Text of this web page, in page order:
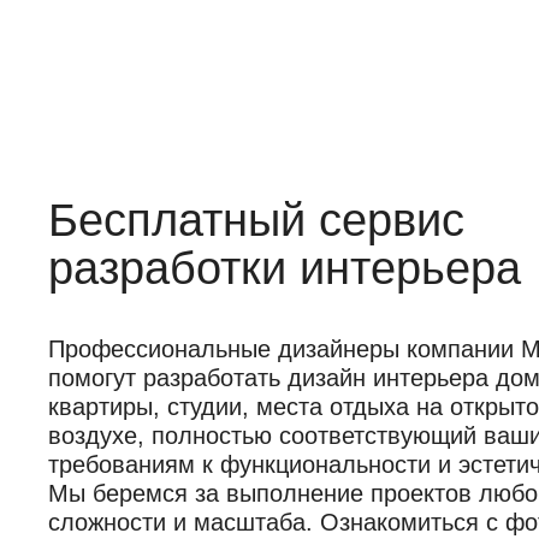
Бесплатный сервис
разработки интерьера
Профессиональные дизайнеры компании
помогут разработать дизайн интерьера
квартиры, студии, места отдыха на
воздухе, полностью соответствующий
требованиям к функциональности и
Мы беремся за выполнение проектов
сложности и масштаба. Ознакомиться с